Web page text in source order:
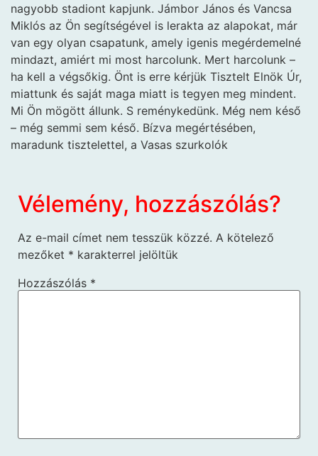
nagyobb stadiont kapjunk. Jámbor János és Vancsa
Miklós az Ön segítségével is lerakta az alapokat, már
van egy olyan csapatunk, amely igenis megérdemelné
mindazt, amiért mi most harcolunk. Mert harcolunk –
ha kell a végsőkig. Önt is erre kérjük Tisztelt Elnök Úr,
miattunk és saját maga miatt is tegyen meg mindent.
Mi Ön mögött állunk. S reménykedünk. Még nem késő
– még semmi sem késő. Bízva megértésében,
maradunk tisztelettel, a Vasas szurkolók
Vélemény, hozzászólás?
Az e-mail címet nem tesszük közzé. A kötelező
mezőket * karakterrel jelöltük
Hozzászólás *